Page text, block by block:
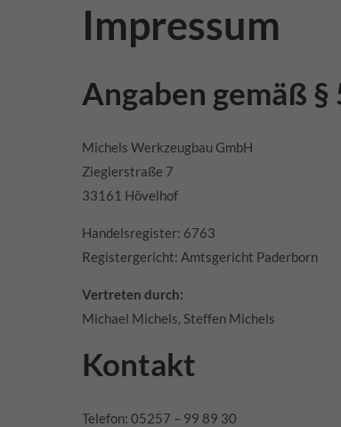
Impressum
Angaben gemäß §
Michels Werkzeugbau GmbH
Zieglerstraße 7
33161 Hövelhof
Handelsregister: 6763
Registergericht: Amtsgericht Paderborn
Vertreten durch:
Michael Michels, Steffen Michels
Kontakt
Telefon: 05257 – 99 89 30